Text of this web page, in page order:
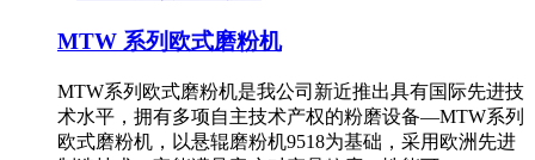
MTW 系列欧式磨粉机
MTW系列欧式磨粉机是我公司新近推出具有国际先进技
术水平，拥有多项自主技术产权的粉磨设备—MTW系列
欧式磨粉机，以悬辊磨粉机9518为基础，采用欧洲先进